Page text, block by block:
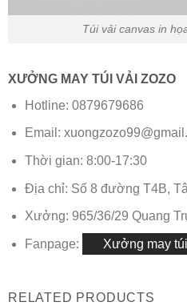
Túi vải canvas in
XƯỞNG MAY TÚI VẢI ZOZO
Hotline: 0879679686
Email:
Thời gian: 8:00-17:30
Địa chỉ: Số 8 đường T4B,
Xưởng: 965/36/29 Quang
Fanpage: Xưởng may
RELATED PRODUCTS